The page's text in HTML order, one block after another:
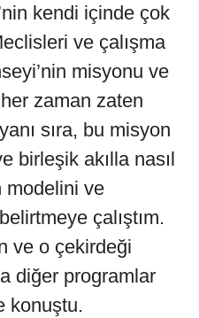
kendi içinde çok
ve çalışma
misyonu ve
zaman zaten
sıra, bu misyon
birleşik akılla nasıl
modelini ve
çalıştım.
ve o çekirdeği
diğer programlar
konuştu.